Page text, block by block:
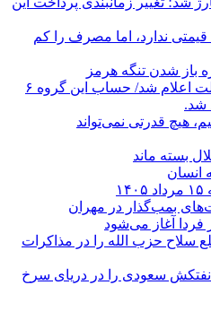
ندارد، اما مصرف را کم
زمان واریز یارانه جدید دولت اعلام شد/ حساب این گروه ۶
شد.
هیچ قدرتی نمی‌تواند
بسته ماند
انسان
بمب‌گذار در مهران
فردا آغاز می‌شود
سلاح حزب الله را در مذاکرات
سعودی را در دریای سرخ